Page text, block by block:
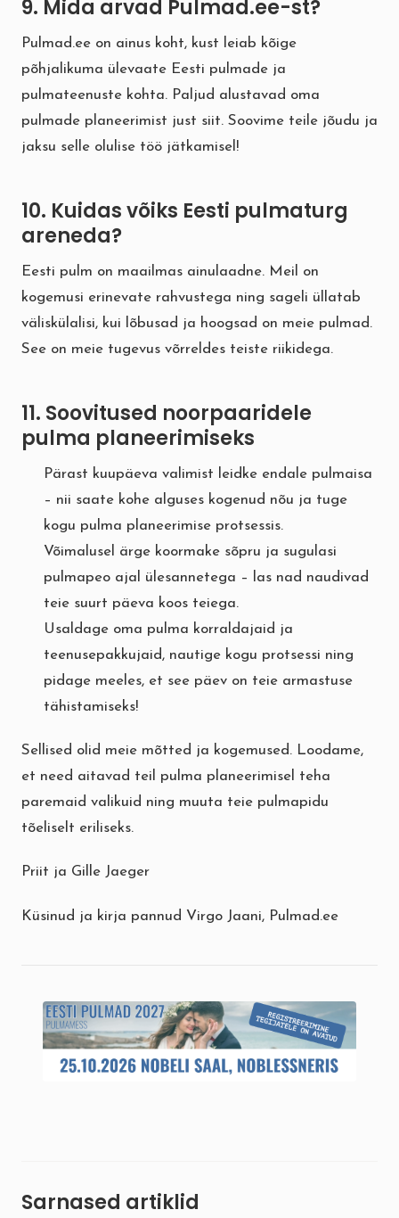
9. Mida arvad Pulmad.ee-st?
Pulmad.ee on ainus koht, kust leiab kõige
põhjalikuma ülevaate Eesti pulmade ja
pulmateenuste kohta. Paljud alustavad oma
pulmade planeerimist just siit. Soovime teile jõudu ja
jaksu selle olulise töö jätkamisel!
10. Kuidas võiks Eesti pulmaturg
areneda?
Eesti pulm on maailmas ainulaadne. Meil on
kogemusi erinevate rahvustega ning sageli üllatab
väliskülalisi, kui lõbusad ja hoogsad on meie pulmad.
See on meie tugevus võrreldes teiste riikidega.
11. Soovitused noorpaaridele
pulma planeerimiseks
Pärast kuupäeva valimist leidke endale pulmaisa
– nii saate kohe alguses kogenud nõu ja tuge
kogu pulma planeerimise protsessis.
Võimalusel ärge koormake sõpru ja sugulasi
pulmapeo ajal ülesannetega – las nad naudivad
teie suurt päeva koos teiega.
Usaldage oma pulma korraldajaid ja
teenusepakkujaid, nautige kogu protsessi ning
pidage meeles, et see päev on teie armastuse
tähistamiseks!
Sellised olid meie mõtted ja kogemused. Loodame,
et need aitavad teil pulma planeerimisel teha
paremaid valikuid ning muuta teie pulmapidu
tõeliselt eriliseks.
Priit ja Gille Jaeger
Küsinud ja kirja pannud Virgo Jaani, Pulmad.ee
Sarnased artiklid